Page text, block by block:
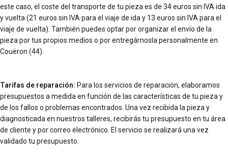
este caso, el coste del transporte de tu pieza es de 34 euros sin IVA ida
y vuelta (21 euros sin IVA para el viaje de ida y 13 euros sin IVA para el
viaje de vuelta). También puedes optar por organizar el envío de la
pieza por tus propios medios o por entregárnosla personalmente en
Couëron (44).
Tarifas de reparación: Para los servicios de reparación, elaboramos
presupuestos a medida en función de las características de tu pieza y
de los fallos o problemas encontrados. Una vez recibida la pieza y
diagnosticada en nuestros talleres, recibirás tu presupuesto en tu área
de cliente y por correo electrónico. El servicio se realizará una vez
validado tu presupuesto.